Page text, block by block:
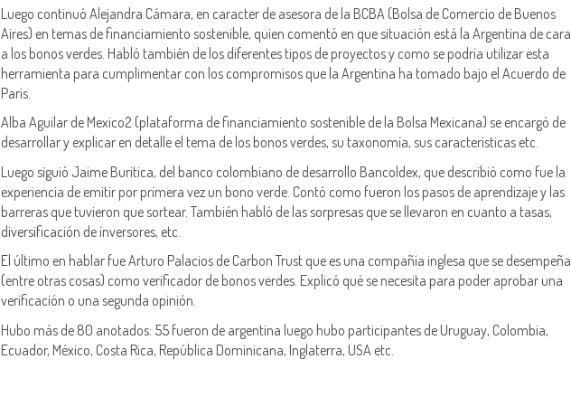
Luego continuó Alejandra Cámara, en caracter de asesora de la BCBA (Bolsa de Comercio de Buenos
Aires) en temas de financiamiento sostenible, quien comentó en que situación está la Argentina de cara
a los bonos verdes. Habló también de los diferentes tipos de proyectos y como se podría utilizar esta
herramienta para cumplimentar con los compromisos que la Argentina ha tomado bajo el Acuerdo de
París.
Alba Aguilar de Mexico2 (plataforma de financiamiento sostenible de la Bolsa Mexicana) se encargó de
desarrollar y explicar en detalle el tema de los bonos verdes, su taxonomía, sus características etc.
Luego siguió Jaime Buritica, del banco colombiano de desarrollo Bancoldex, que describió como fue la
experiencia de emitir por primera vez un bono verde. Contó como fueron los pasos de aprendizaje y las
barreras que tuvieron que sortear. También habló de las sorpresas que se llevaron en cuanto a tasas,
diversificación de inversores, etc.
El último en hablar fue Arturo Palacios de Carbon Trust que es una compañía inglesa que se desempeña
(entre otras cosas) como verificador de bonos verdes. Explicó qué se necesita para poder aprobar una
verificación o una segunda opinión.
Hubo más de 80 anotados: 55 fueron de argentina luego hubo participantes de Uruguay, Colombia,
Ecuador, México, Costa Rica, República Dominicana, Inglaterra, USA etc.